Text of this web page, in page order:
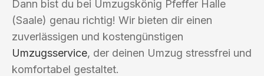
Dann bist du bei Umzugskönig Pfeffer Halle
(Saale) genau richtig! Wir bieten dir einen
zuverlässigen und kostengünstigen
Umzugsservice, der deinen Umzug stressfrei und
komfortabel gestaltet.